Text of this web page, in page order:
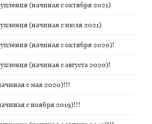
(начиная с октября 2021)
(начиная с июля 2021)
(начиная с октября 2020)!
(начиная с августа 2020)!
с мая 2020)!!!
с ноября 2019)!!!